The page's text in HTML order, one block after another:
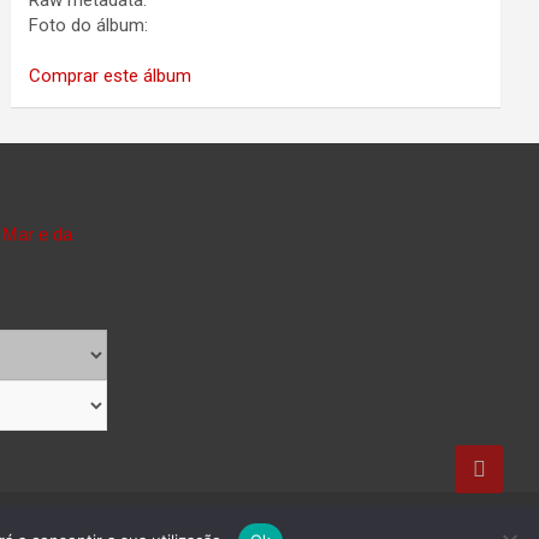
Foto do álbum:
Comprar este álbum